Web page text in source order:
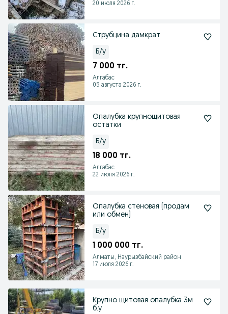
20 июля 2026 г.
Струбцина дамкрат
Б/у
7 000 тг.
Алгабас
05 августа 2026 г.
Опалубка крупнощитовая
остатки
Б/у
18 000 тг.
Алгабас
22 июля 2026 г.
Опалубка стеновая (продам
или обмен)
Б/у
1 000 000 тг.
Алматы, Наурызбайский район
17 июля 2026 г.
Крупно щитовая опалубка 3м
б.у